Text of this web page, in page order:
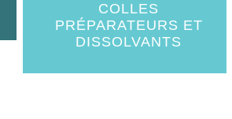
COLLES
PRÉPARATEURS ET
DISSOLVANTS